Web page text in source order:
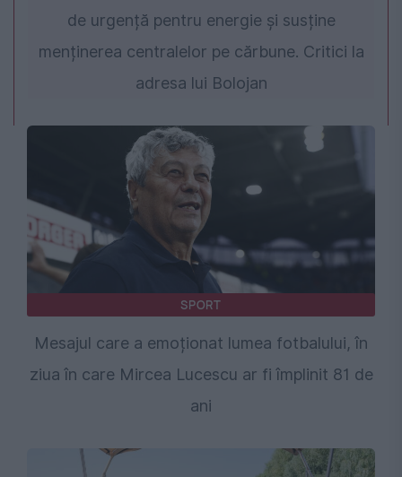
de urgență pentru energie și susține
menținerea centralelor pe cărbune. Critici la
adresa lui Bolojan
SPORT
Mesajul care a emoționat lumea fotbalului, în
ziua în care Mircea Lucescu ar fi împlinit 81 de
ani